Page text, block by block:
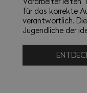
für das korrekte
verantwortlich.
Jugendliche der